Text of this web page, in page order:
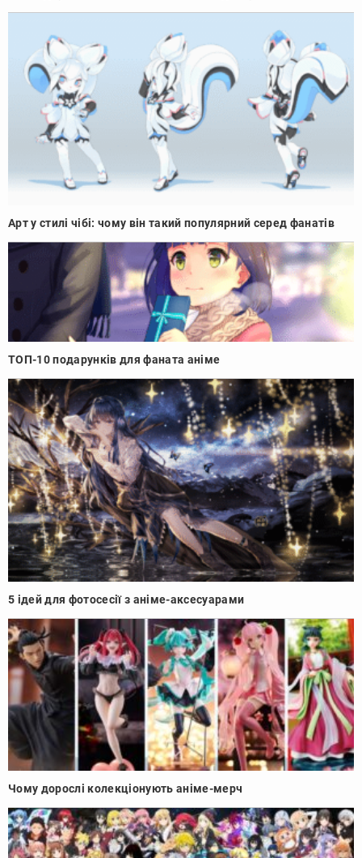
Арт у стилі чібі: чому він такий популярний серед фанатів
ТОП-10 подарунків для фаната аніме
5 ідей для фотосесії з аніме-аксесуарами
Чому дорослі колекціонують аніме-мерч